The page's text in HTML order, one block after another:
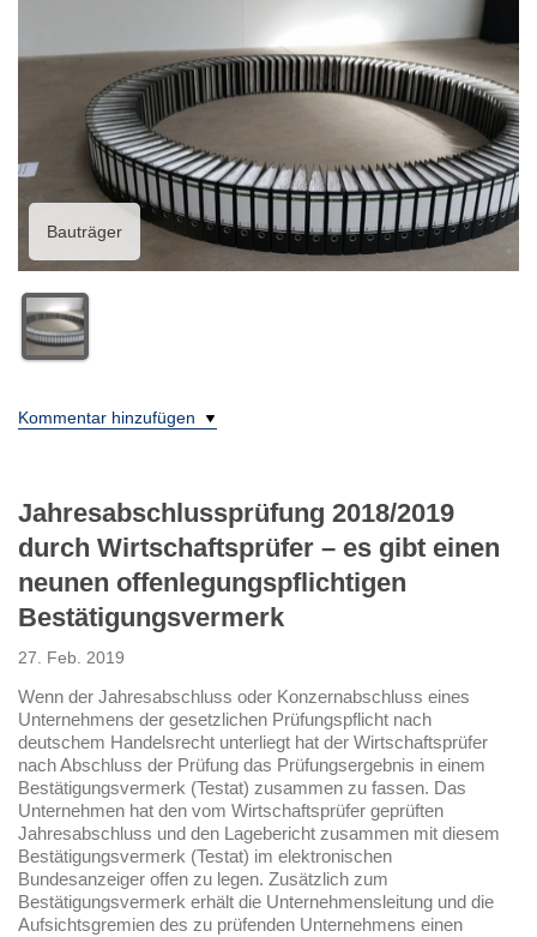
Bauträger
Kommentar hinzufügen
Jahresabschlussprüfung 2018/2019
durch Wirtschaftsprüfer – es gibt einen
neunen offenlegungspflichtigen
Bestätigungsvermerk
27. Feb. 2019
Wenn der Jahresabschluss oder Konzernabschluss eines
Unternehmens der gesetzlichen Prüfungspflicht nach
deutschem Handelsrecht unterliegt hat der Wirtschaftsprüfer
nach Abschluss der Prüfung das Prüfungsergebnis in einem
Bestätigungsvermerk (Testat) zusammen zu fassen. Das
Unternehmen hat den vom Wirtschaftsprüfer geprüften
Jahresabschluss und den Lagebericht zusammen mit diesem
Bestätigungsvermerk (Testat) im elektronischen
Bundesanzeiger offen zu legen. Zusätzlich zum
Bestätigungsvermerk erhält die Unternehmensleitung und die
Aufsichtsgremien des zu prüfenden Unternehmens einen